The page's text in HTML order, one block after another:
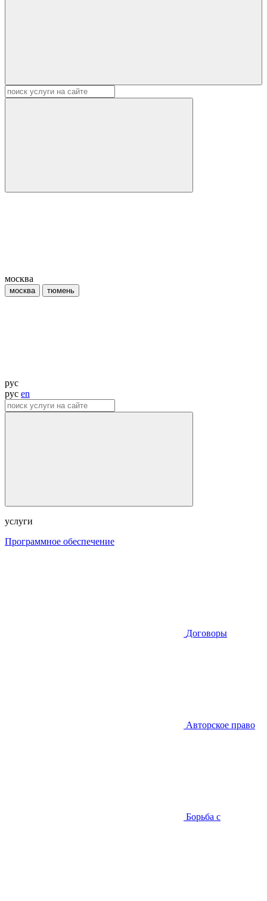
москва
москва тюмень
рус
рус en
услуги
Программное обеспечение
Договоры
Авторское право
Борьба с